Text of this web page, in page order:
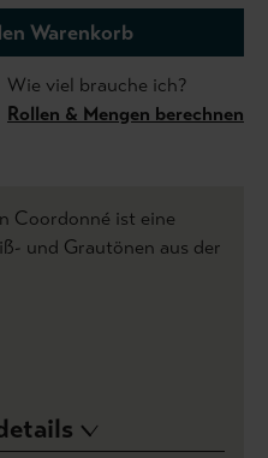
Warenkorb
Wie viel brauche ich?
Rollen & Mengen berechnen
Coordonné ist eine
und Grautönen aus der